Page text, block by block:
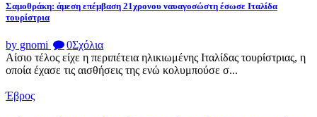
Σαμοθράκη: άμεση επέμβαση 21χρονου ναυαγοσώστη έσωσε Ιταλίδα
τουρίστρια
by gnomi 0Σχόλια
Αίσιο τέλος είχε η περιπέτεια ηλικιωμένης Ιταλίδας τουρίστριας, η
οποία έχασε τις αισθήσεις της ενώ κολυμπούσε σ...
Έβρος